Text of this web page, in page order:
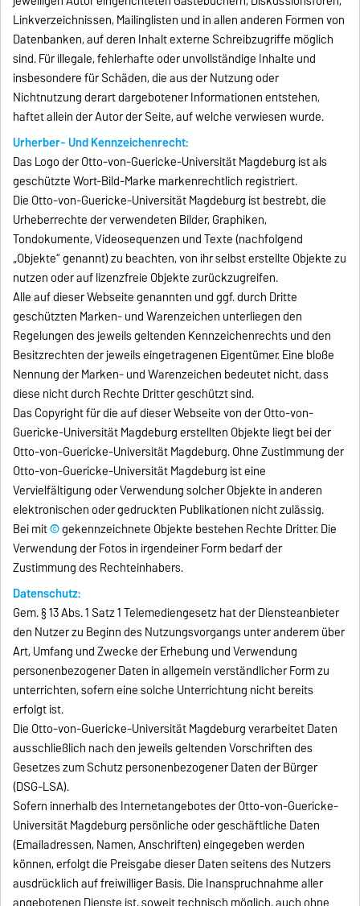
Linkverzeichnissen, Mailinglisten und in allen anderen Formen von
Datenbanken, auf deren Inhalt externe Schreibzugriffe möglich
sind. Für illegale, fehlerhafte oder unvollständige Inhalte und
insbesondere für Schäden, die aus der Nutzung oder
Nichtnutzung derart dargebotener Informationen entstehen,
haftet allein der Autor der Seite, auf welche verwiesen wurde.
Urherber- Und Kennzeichenrecht:
Das Logo der Otto-von-Guericke-Universität Magdeburg ist als
geschützte Wort-Bild-Marke markenrechtlich registriert.
Die Otto-von-Guericke-Universität Magdeburg ist bestrebt, die
Urheberrechte der verwendeten Bilder, Graphiken,
Tondokumente, Videosequenzen und Texte (nachfolgend
„Objekte“ genannt) zu beachten, von ihr selbst erstellte Objekte zu
nutzen oder auf lizenzfreie Objekte zurückzugreifen.
Alle auf dieser Webseite genannten und ggf. durch Dritte
geschützten Marken- und Warenzeichen unterliegen den
Regelungen des jeweils geltenden Kennzeichenrechts und den
Besitzrechten der jeweils eingetragenen Eigentümer. Eine bloße
Nennung der Marken- und Warenzeichen bedeutet nicht, dass
diese nicht durch Rechte Dritter geschützt sind.
Das Copyright für die auf dieser Webseite von der Otto-von-
Guericke-Universität Magdeburg erstellten Objekte liegt bei der
Otto-von-Guericke-Universität Magdeburg. Ohne Zustimmung der
Otto-von-Guericke-Universität Magdeburg ist eine
Vervielfältigung oder Verwendung solcher Objekte in anderen
elektronischen oder gedruckten Publikationen nicht zulässig.
Bei mit©gekennzeichnete Objekte bestehen Rechte Dritter. Die
Verwendung der Fotos in irgendeiner Form bedarf der
Zustimmung des Rechteinhabers.
Datenschutz:
Gem. § 13 Abs. 1 Satz 1 Telemediengesetz hat der Diensteanbieter
den Nutzer zu Beginn des Nutzungsvorgangs unter anderem über
Art, Umfang und Zwecke der Erhebung und Verwendung
personenbezogener Daten in allgemein verständlicher Form zu
unterrichten, sofern eine solche Unterrichtung nicht bereits
erfolgt ist.
Die Otto-von-Guericke-Universität Magdeburg verarbeitet Daten
ausschließlich nach den jeweils geltenden Vorschriften des
Gesetzes zum Schutz personenbezogener Daten der Bürger
(DSG-LSA).
Sofern innerhalb des Internetangebotes der Otto-von-Guericke-
Universität Magdeburg persönliche oder geschäftliche Daten
(Emailadressen, Namen, Anschriften) eingegeben werden
können, erfolgt die Preisgabe dieser Daten seitens des Nutzers
ausdrücklich auf freiwilliger Basis. Die Inanspruchnahme aller